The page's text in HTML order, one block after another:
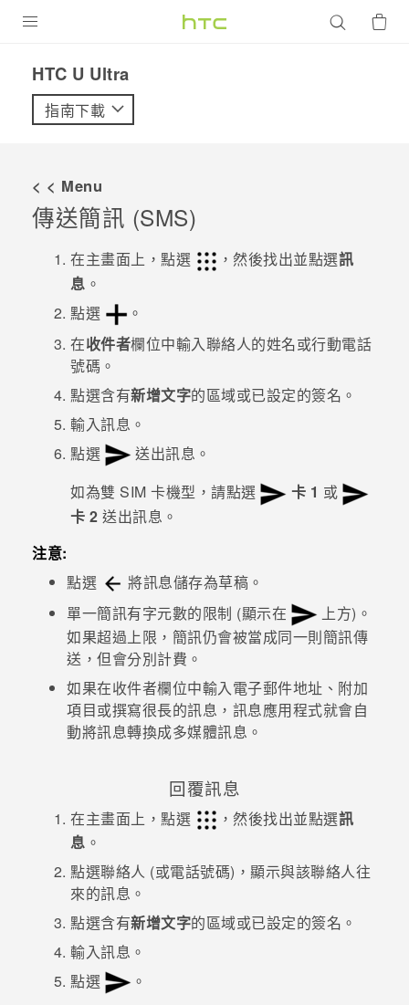
VIVE
配件
優惠專區
焦點訊息
校園專案
企業採購
銷售門市
銷售通路
支援服務
VIVELAND
HTC U Ultra‎
指南下載
< < Menu
傳送簡訊 (SMS)
在主畫面上，點選 ，然後找出並點選訊
息 。
點選
。
在收件者欄位中輸入聯絡人的姓名或行動電話
號碼。
點選含有新增文字的區域或已設定的簽名。
輸入訊息。
點選
送出訊息。
如為雙 SIM 卡機型，請點選
卡 1 或
卡 2 送出訊息。
注意:
點選
將訊息儲存為草稿。
單一簡訊有字元數的限制 (顯示在
上方)。
如果超過上限，簡訊仍會被當成同一則簡訊傳
送，但會分別計費。
如果在收件者欄位中輸入電子郵件地址、附加
項目或撰寫很長的訊息，訊息應用程式就會自
動將訊息轉換成多媒體訊息。
回覆訊息
在主畫面上，點選 ，然後找出並點選訊
息 。
點選聯絡人 (或電話號碼)，顯示與該聯絡人往
來的訊息。
點選含有新增文字的區域或已設定的簽名。
輸入訊息。
點選
。